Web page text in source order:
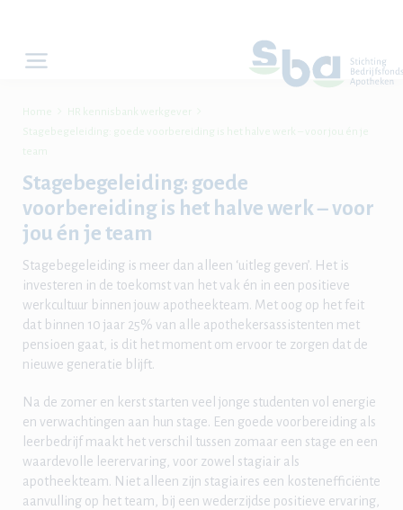
Home HR kennisbank werkgever
Stagebegeleiding: goede voorbereiding is het halve werk – voor jou én je
team
Stagebegeleiding: goede
voorbereiding is het halve werk – voor
jou én je team
Stagebegeleiding is meer dan alleen ‘uitleg geven’. Het is
investeren in de toekomst van het vak én in een positieve
werkcultuur binnen jouw apotheekteam. Met oog op het feit
dat binnen 10 jaar 25% van alle apothekersassistenten met
pensioen gaat, is dit het moment om ervoor te zorgen dat de
nieuwe generatie blijft.
Na de zomer en kerst starten veel jonge studenten vol energie
en verwachtingen aan hun stage. Een goede voorbereiding als
leerbedrijf maakt het verschil tussen zomaar een stage en een
waardevolle leerervaring, voor zowel stagiair als
apotheekteam. Niet alleen zijn stagiaires een kostenefficiënte
aanvulling op het team, bij een wederzijdse positieve ervaring,